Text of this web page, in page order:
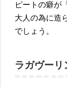
ピートの癖が
大人の為に造
でしょう。
ラガヴーリ